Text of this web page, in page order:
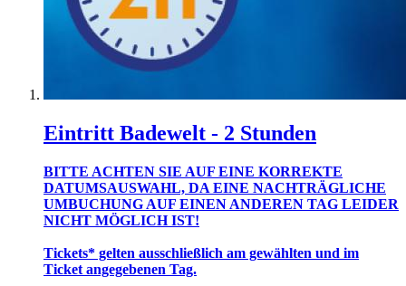
Eintritt Badewelt - 2 Stunden
BITTE ACHTEN SIE AUF EINE KORREKTE
DATUMSAUSWAHL, DA EINE NACHTRÄGLICHE
UMBUCHUNG AUF EINEN ANDEREN TAG LEIDER
NICHT MÖGLICH IST!
Tickets* gelten ausschließlich am gewählten und im
Ticket angegebenen Tag.